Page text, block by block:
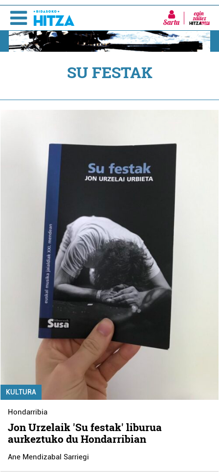
Sartu
SU FESTAK
KULTURA
Hondarribia
Jon Urzelaik 'Su festak' liburua
aurkeztuko du Hondarribian
Ane Mendizabal Sarriegi